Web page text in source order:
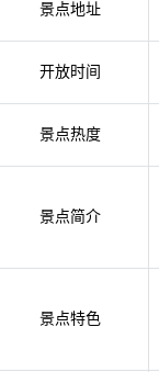
景点地址
开放时间
景点热度
景点简介
景点特色